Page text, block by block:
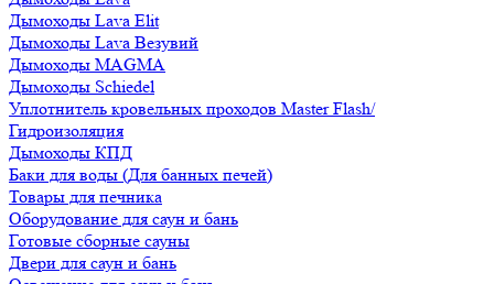
Дымоходы Lava Elit
Дымоходы Lava Везувий
Дымоходы MAGMA
Дымоходы Schiedel
Уплотнитель кровельных проходов Master Flash/
Гидроизоляция
Дымоходы КПД
Баки для воды (Для банных печей)
Товары для печника
Оборудование для саун и бань
Готовые сборные сауны
Двери для саун и бань